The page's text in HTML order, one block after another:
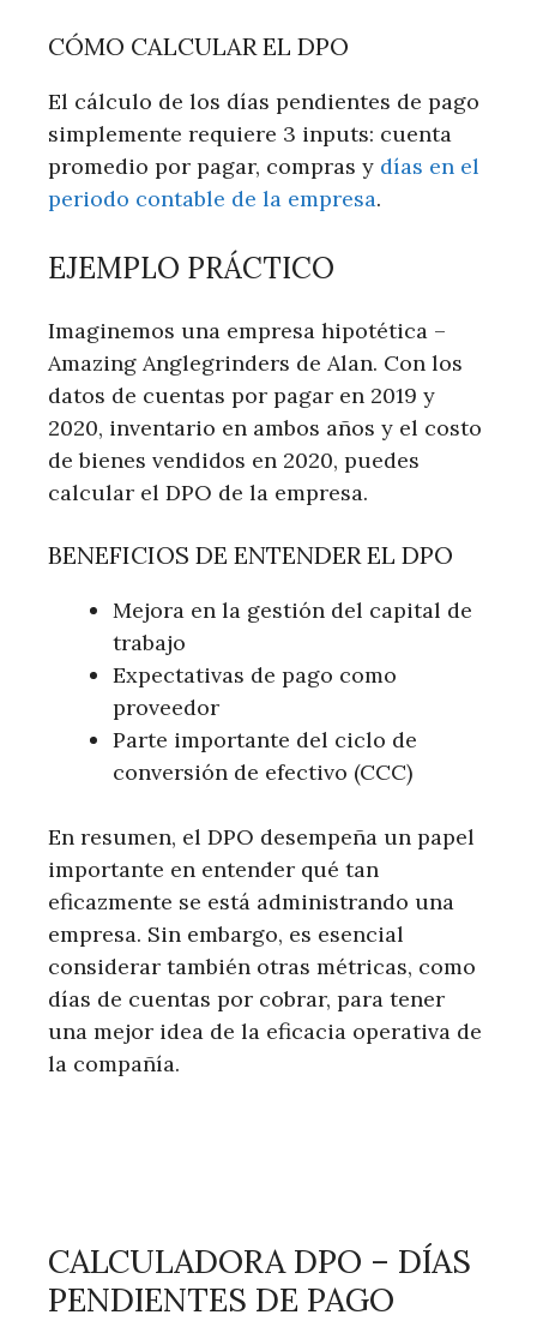
CÓMO CALCULAR EL DPO
El cálculo de los días pendientes de pago
simplemente requiere 3 inputs: cuenta
promedio por pagar, compras y días en el
periodo contable de la empresa.
EJEMPLO PRÁCTICO
Imaginemos una empresa hipotética –
Amazing Anglegrinders de Alan. Con los
datos de cuentas por pagar en 2019 y
2020, inventario en ambos años y el costo
de bienes vendidos en 2020, puedes
calcular el DPO de la empresa.
BENEFICIOS DE ENTENDER EL DPO
Mejora en la gestión del capital de
trabajo
Expectativas de pago como
proveedor
Parte importante del ciclo de
conversión de efectivo (CCC)
En resumen, el DPO desempeña un papel
importante en entender qué tan
eficazmente se está administrando una
empresa. Sin embargo, es esencial
considerar también otras métricas, como
días de cuentas por cobrar, para tener
una mejor idea de la eficacia operativa de
la compañía.
CALCULADORA DPO – DÍAS
PENDIENTES DE PAGO